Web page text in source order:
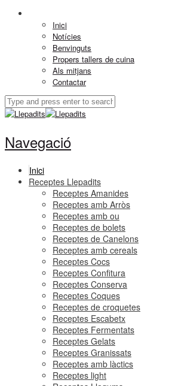
Inici
Notícies
Benvinguts
Propers tallers de cuina
Als mitjans
Contactar
Navegació
Inici
Receptes Llepadits
Receptes Amanides
Receptes amb Arròs
Receptes amb ou
Receptes de bolets
Receptes de Canelons
Receptes amb cereals
Receptes Cocs
Receptes Confitura
Receptes Conserva
Receptes Coques
Receptes de croquetes
Receptes Escabetx
Receptes Fermentats
Receptes Gelats
Receptes Granissats
Receptes amb làctics
Receptes light